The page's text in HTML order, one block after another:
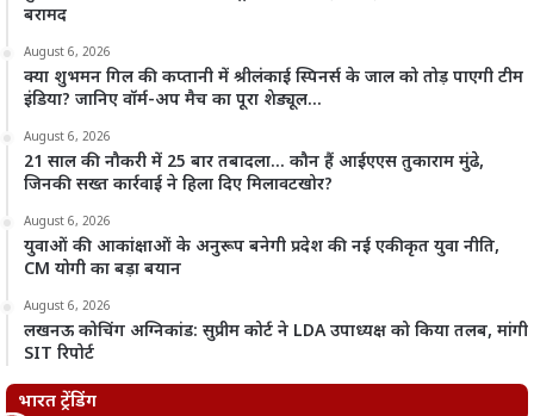
बरामद
August 6, 2026
क्या शुभमन गिल की कप्तानी में श्रीलंकाई स्पिनर्स के जाल को तोड़ पाएगी टीम
इंडिया? जानिए वॉर्म-अप मैच का पूरा शेड्यूल…
August 6, 2026
21 साल की नौकरी में 25 बार तबादला… कौन हैं आईएएस तुकाराम मुंढे,
जिनकी सख्त कार्रवाई ने हिला दिए मिलावटखोर?
August 6, 2026
युवाओं की आकांक्षाओं के अनुरूप बनेगी प्रदेश की नई एकीकृत युवा नीति,
CM योगी का बड़ा बयान
August 6, 2026
लखनऊ कोचिंग अग्निकांड: सुप्रीम कोर्ट ने LDA उपाध्यक्ष को किया तलब, मांगी
SIT रिपोर्ट
भारत ट्रेंडिंग